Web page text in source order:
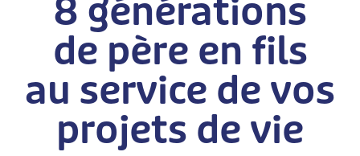
8 générations
de père en fils
au service de vos
projets de vie